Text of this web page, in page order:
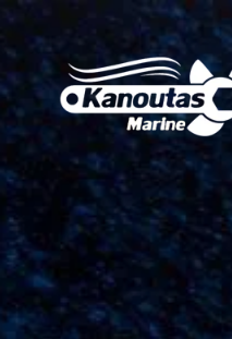
ΑΡΧΙΚΉ
ΣΧΕΤΙΚΆ
ΥΠΗΡΕΣΊΕΣ